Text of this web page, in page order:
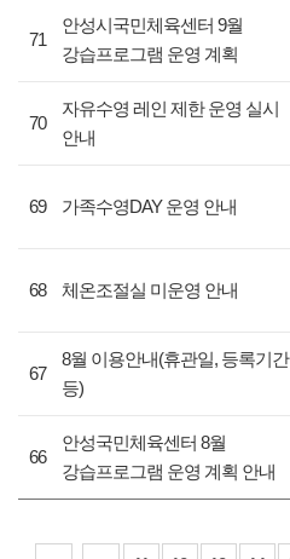
71
안성시국민체육센터 9월
강습프로그램 운영 계획
70
자유수영 레인 제한 운영 실시
안내
69 가족수영DAY 운영 안내
68 체온조절실 미운영 안내
67
8월 이용안내(휴관일, 등록기간
등)
66
안성국민체육센터 8월
강습프로그램 운영 계획 안내